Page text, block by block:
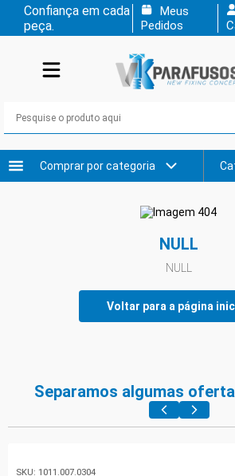
Confiança em cada
peça.
Meus
Pedidos
Comprar por categoria
NULL
NULL
Voltar para a página
Separamos algumas
SKU: 1011.007.0304